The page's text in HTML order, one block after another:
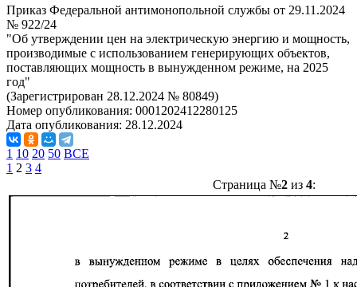
Приказ Федеральной антимонопольной службы от 29.11.2024
№ 922/24
"Об утверждении цен на электрическую энергию и мощность,
производимые с использованием генерирующих объектов,
поставляющих мощность в вынужденном режиме, на 2025
год"
(Зарегистрирован 28.12.2024 № 80849)
Номер опубликования: 0001202412280125
Дата опубликования: 28.12.2024
1 10 20 50 ВСЕ
1 2 3 4
Страница №2из 4: